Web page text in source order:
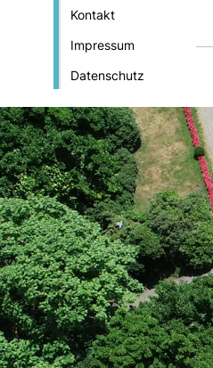
Kontakt
Impressum
Datenschutz